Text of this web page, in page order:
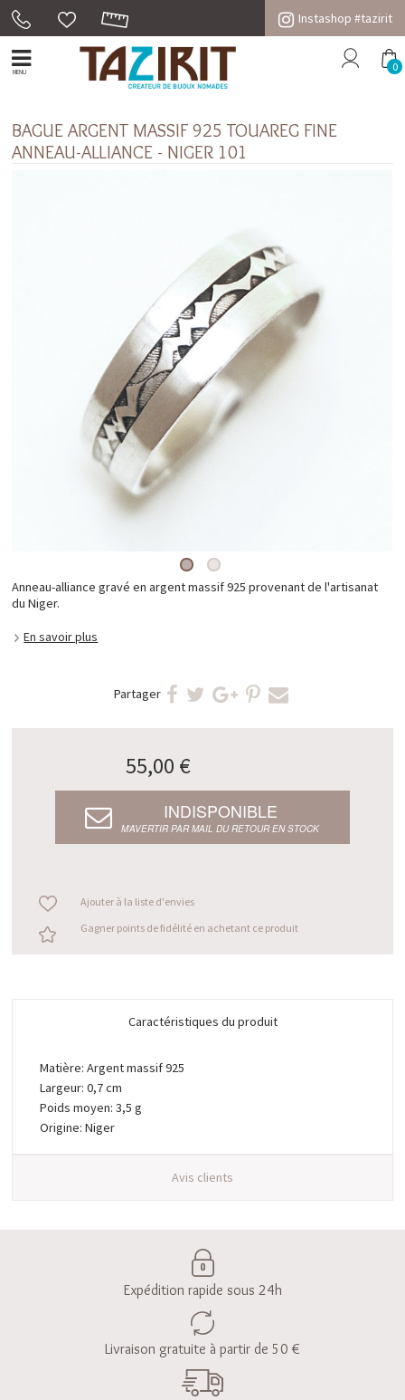
Instashop #tazirit
MENU 0
BAGUE ARGENT MASSIF 925 TOUAREG FINE
ANNEAU-ALLIANCE - NIGER 101
Anneau-alliance gravé en argent massif 925 provenant de l'artisanat
du Niger.
En savoir plus
Partager
55,00 €
INDISPONIBLE
M’AVERTIR PAR MAIL DU RETOUR EN STOCK
Ajouter à la liste d'envies
Gagner points de fidélité en achetant ce produit
Caractéristiques du produit
Matière: Argent massif 925
Largeur: 0,7 cm
Poids moyen: 3,5 g
Origine: Niger
Avis clients
Expédition rapide sous 24h
Livraison gratuite à partir de 50 €